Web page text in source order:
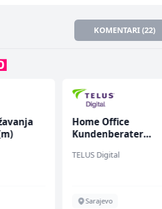
KOMENTARI (22)
Home Office
Kundenberater
TELUS Digital
Sarajevo